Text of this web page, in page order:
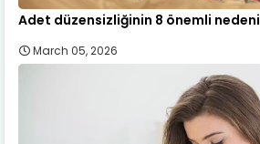
Adet düzensizliğinin 8 önemli nedeni
March 05, 2026